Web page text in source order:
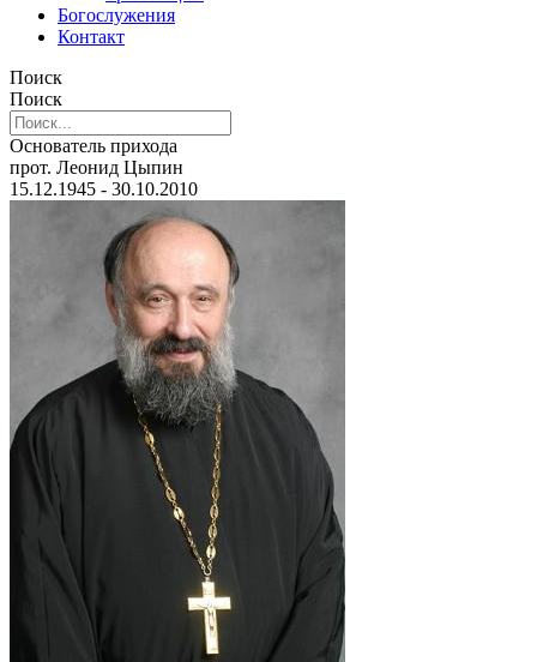
Богослужения
Контакт
Поиск
Поиск
Основатель прихода
прот. Леонид Цыпин
15.12.1945 - 30.10.2010